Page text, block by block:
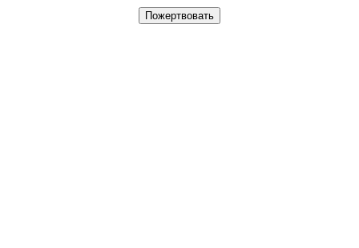
Пожертвовать